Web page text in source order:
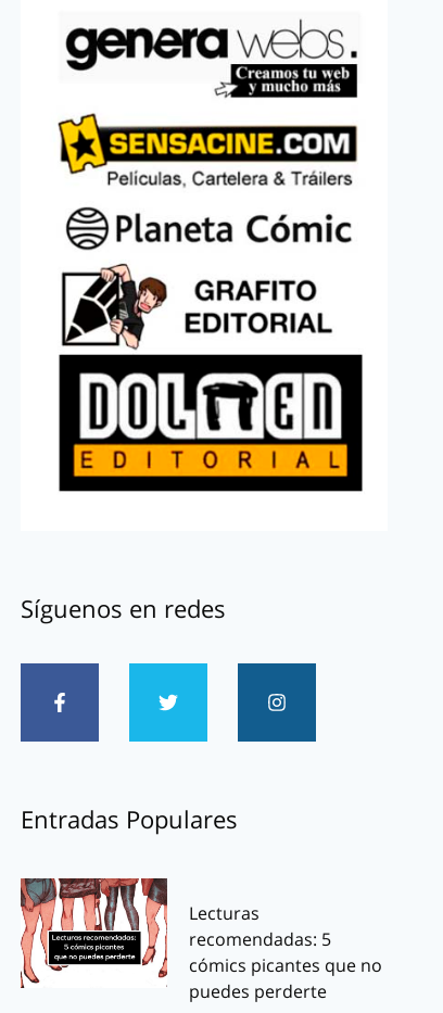
Síguenos en redes
Entradas Populares
Lecturas
recomendadas: 5
cómics picantes que no
puedes perderte